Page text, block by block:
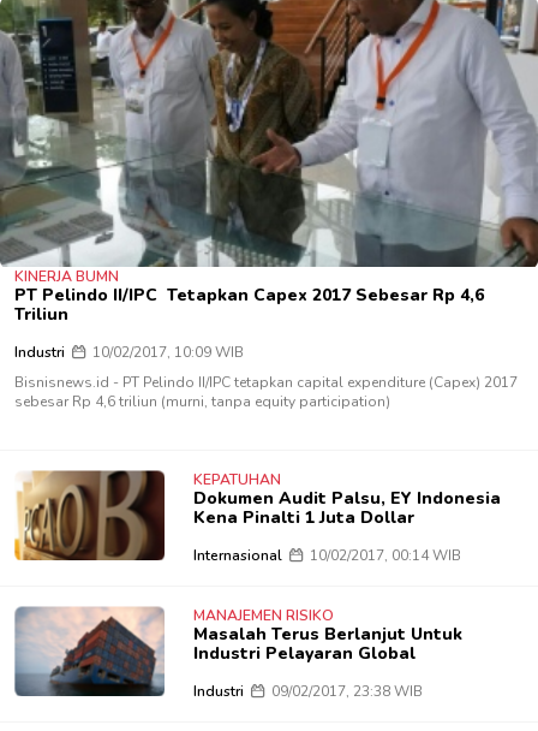
KINERJA BUMN
PT Pelindo II/IPC Tetapkan Capex 2017 Sebesar Rp 4,6
Triliun
Industri
10/02/2017, 10:09 WIB
Bisnisnews.id - PT Pelindo II/IPC tetapkan capital expenditure (Capex) 2017
sebesar Rp 4,6 triliun (murni, tanpa equity participation)
KEPATUHAN
Dokumen Audit Palsu, EY Indonesia
Kena Pinalti 1 Juta Dollar
Internasional 10/02/2017, 00:14 WIB
MANAJEMEN RISIKO
Masalah Terus Berlanjut Untuk
Industri Pelayaran Global
Industri 09/02/2017, 23:38 WIB